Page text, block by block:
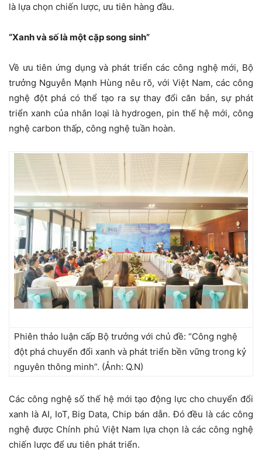
là lựa chọn chiến lược, ưu tiên hàng đầu.
“Xanh và số là một cặp song sinh”
Về ưu tiên ứng dụng và phát triển các công nghệ mới, Bộ
trưởng Nguyễn Mạnh Hùng nêu rõ, với Việt Nam, các công
nghệ đột phá có thể tạo ra sự thay đổi căn bản, sự phát
triển xanh của nhân loại là hydrogen, pin thế hệ mới, công
nghệ carbon thấp, công nghệ tuần hoàn.
Phiên thảo luận cấp Bộ trưởng với chủ đề: “Công nghệ
đột phá chuyển đổi xanh và phát triển bền vững trong kỷ
nguyên thông minh”. (Ảnh: Q.N)
Các công nghệ số thế hệ mới tạo động lực cho chuyển đổi
xanh là AI, IoT, Big Data, Chip bán dẫn. Đó đều là các công
nghệ được Chính phủ Việt Nam lựa chọn là các công nghệ
chiến lược để ưu tiên phát triển.